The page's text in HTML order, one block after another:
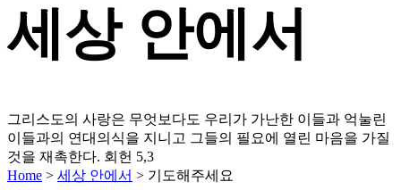
세상 안에서
그리스도의 사랑은 무엇보다도 우리가 가난한 이들과 억눌린
이들과의 연대의식을 지니고 그들의 필요에 열린 마음을 가질
것을 재촉한다. 회헌 5,3
Home > 세상 안에서 > 기도해주세요